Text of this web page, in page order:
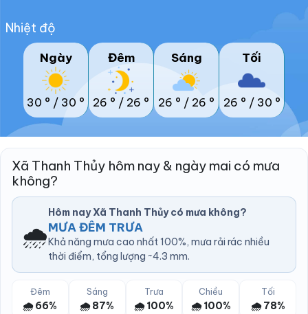
Nhiệt độ
Ngày
30 ° / 30 °
Đêm
26 ° / 26 °
Sáng
26 ° / 26 °
Tối
26 ° / 30 °
Xã Thanh Thủy hôm nay & ngày mai có mưa
không?
🌧️
Hôm nay Xã Thanh Thủy có mưa không?
MƯA ĐÊM TRƯA
Khả năng mưa cao nhất 100%, mưa rải rác nhiều
thời điểm, tổng lượng ~4.3 mm.
Đêm
🌧️ 66%
Sáng
🌧️ 87%
Trưa
🌧️ 100%
Chiều
🌧️ 100%
Tối
🌧️ 78%